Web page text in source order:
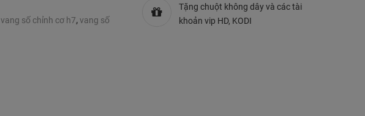
vang số chỉnh cơ h7,vang số
Tặng chuột không dây và các tài
khoản vip HD, KODI